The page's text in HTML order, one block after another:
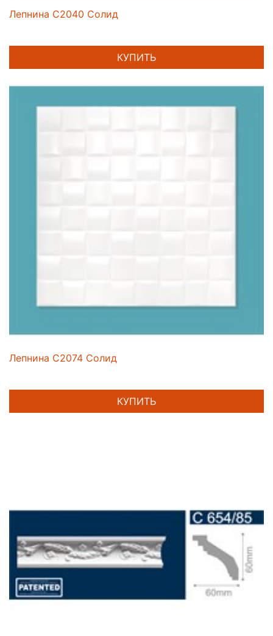
Лепнина C2040 Солид
КУПИТЬ
Лепнина C2074 Солид
КУПИТЬ